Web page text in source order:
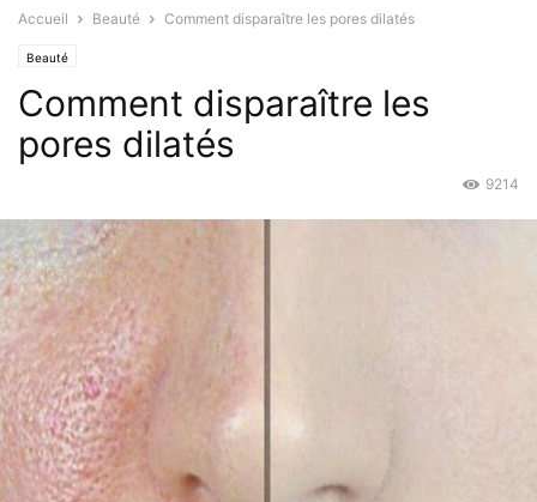
Accueil Beauté Comment disparaître les pores dilatés
Beauté
Comment disparaître les
pores dilatés
9214